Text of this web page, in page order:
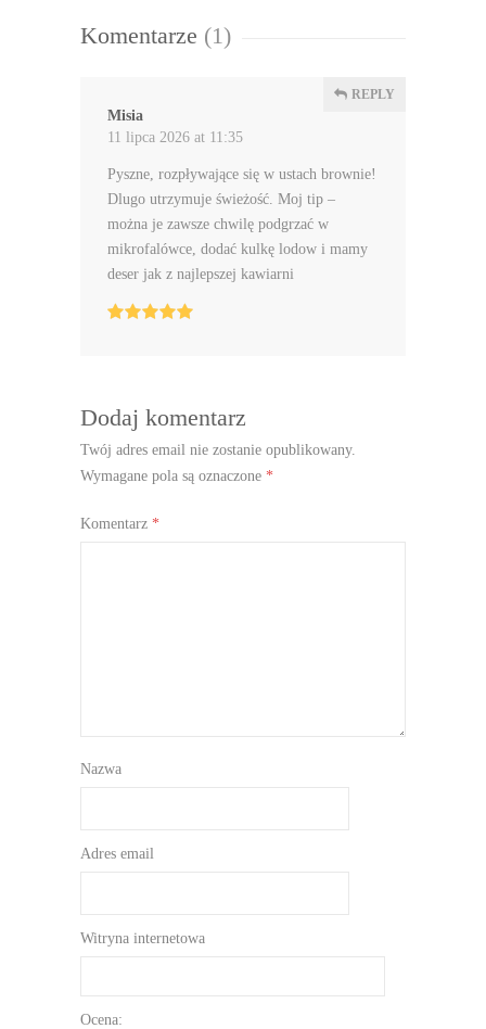
Komentarze (1)
Misia
11 lipca 2026 at 11:35
REPLY
Pyszne, rozpływające się w ustach brownie!
Dlugo utrzymuje świeżość. Moj tip –
można je zawsze chwilę podgrzać w
mikrofalówce, dodać kulkę lodow i mamy
deser jak z najlepszej kawiarni
Dodaj komentarz
Twój adres email nie zostanie opublikowany.
Wymagane pola są oznaczone *
Komentarz *
Nazwa
Adres email
Witryna internetowa
Ocena: